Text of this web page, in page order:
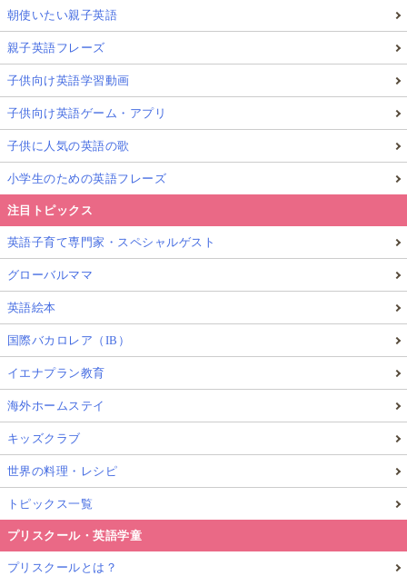
朝使いたい親子英語
親子英語フレーズ
子供向け英語学習動画
子供向け英語ゲーム・アプリ
子供に人気の英語の歌
小学生のための英語フレーズ
注目トピックス
英語子育て専門家・スペシャルゲスト
グローバルママ
英語絵本
国際バカロレア（IB）
イエナプラン教育
海外ホームステイ
キッズクラブ
世界の料理・レシピ
トピックス一覧
プリスクール・英語学童
プリスクールとは？